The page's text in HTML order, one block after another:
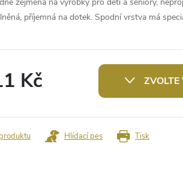
příjemná na dotek. Spodní vrstva má
Kč
Tisk
Hlídací pes